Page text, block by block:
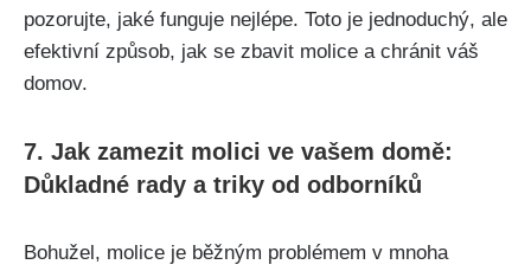
pozorujte, ⁤jaké funguje nejlépe. Toto je jednoduchý, ale
‌efektivní způsob, jak se zbavit molice a chránit váš
domov.
7. Jak zamezit molici ve vašem domě:
Důkladné rady a triky od⁤ odborníků
Bohužel, molice je běžným problémem v mnoha